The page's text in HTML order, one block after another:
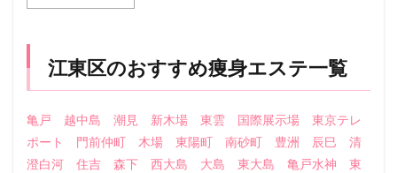
江東区のおすすめ痩身エステ一覧
亀戸 越中島 潮見 新木場 東雲 国際展示場
東京テレ
ポート
門前仲町 木場 東陽町 南砂町 豊洲 辰巳
清
澄白河
住吉 森下 西大島 大島 東大島 亀戸水神
東